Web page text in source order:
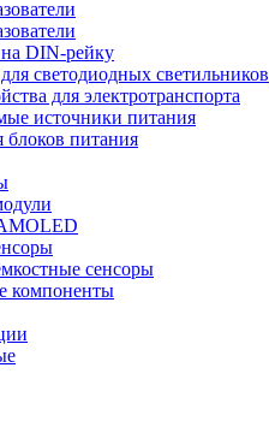
DIN-рейку
светодиодных светильников
для электротранспорта
источники питания
блоков питания
сенсоры
компоненты